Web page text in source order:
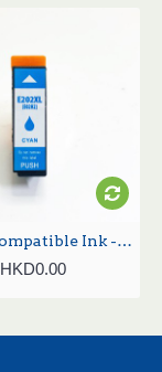
Epson Compatible Ink - T02H283 {C}
HKD0.00